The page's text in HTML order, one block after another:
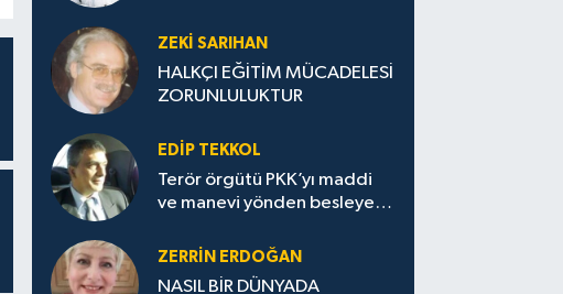
ZEKI SARIHAN
HALKÇI EĞİTİM MÜCADELESİ
ZORUNLULUKTUR
EDIP TEKKOL
Terör örgütü PKK’yı maddi
ve manevi yönden besleyen
ZERRIN ERDOĞAN
NASIL BİR DÜNYADA